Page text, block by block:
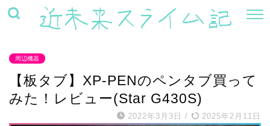
周辺機器
【板タブ】XP-PENのペンタブ買って
みた！レビュー(Star G430S)
2022年3月3日 / 2025年2月11日